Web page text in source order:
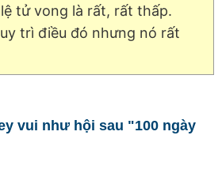
tử vong là rất, rất thấp.
trì điều đó nhưng nó rất
vui như hội sau "100 ngày